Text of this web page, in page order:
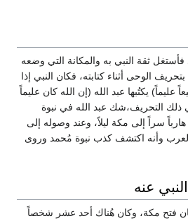
ثقة النبي به والمكانة التي وضعه
الوحى أثناء كتابته، فكان النبي إذا
عليماً) يكتُبها عبد الله (إن الله كان عليماً
ذلك التحريف،شك عبد الله في نبوة
سراً إلى مكة ليلاً، وعند وصوله إلى
وأنه اكتشف كذب نبوة مُحمد وروى
عنه
كان فتح مكة، وكان هُناك أحد عشر شخصاً